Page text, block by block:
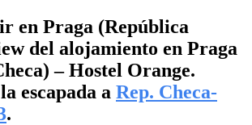
en Praga (República
del alojamiento en Praga
– Hostel Orange.
escapada a Rep. Checa-
.